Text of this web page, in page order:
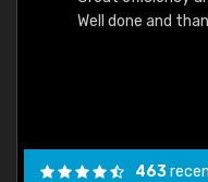
Well done and
463